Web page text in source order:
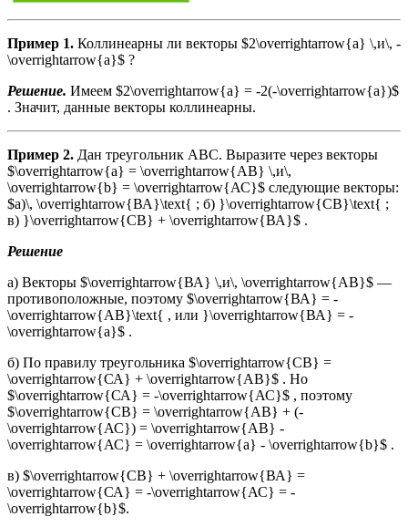
Пример 1. Коллинеарны ли векторы $2\overrightarrow{a} \,и\, -
\overrightarrow{a}$ ?
Решение. Имеем $2\overrightarrow{a} = -2(-\overrightarrow{a})$
. Значит, данные векторы коллинеарны.
Пример 2. Дан треугольник ABC. Выразите через векторы
$\overrightarrow{a} = \overrightarrow{АВ} \,и\,
\overrightarrow{b} = \overrightarrow{АС}$ следующие векторы:
$а)\, \overrightarrow{ВА}\text{ ; б) }\overrightarrow{СВ}\text{ ;
в) }\overrightarrow{СВ} + \overrightarrow{ВА}$ .
Решение
а) Векторы $\overrightarrow{ВА} \,и\, \overrightarrow{АВ}$ —
противоположные, поэтому $\overrightarrow{ВА} = -
\overrightarrow{АВ}\text{ , или }\overrightarrow{ВА} = -
\overrightarrow{a}$ .
б) По правилу треугольника $\overrightarrow{СВ} =
\overrightarrow{СА} + \overrightarrow{АВ}$ . Но
$\overrightarrow{СА} = -\overrightarrow{АС}$ , поэтому
$\overrightarrow{СВ} = \overrightarrow{АВ} + (-
\overrightarrow{АС}) = \overrightarrow{АВ} -
\overrightarrow{АС} = \overrightarrow{a} - \overrightarrow{b}$ .
в) $\overrightarrow{СВ} + \overrightarrow{ВА} =
\overrightarrow{СА} = -\overrightarrow{АС} = -
\overrightarrow{b}$.